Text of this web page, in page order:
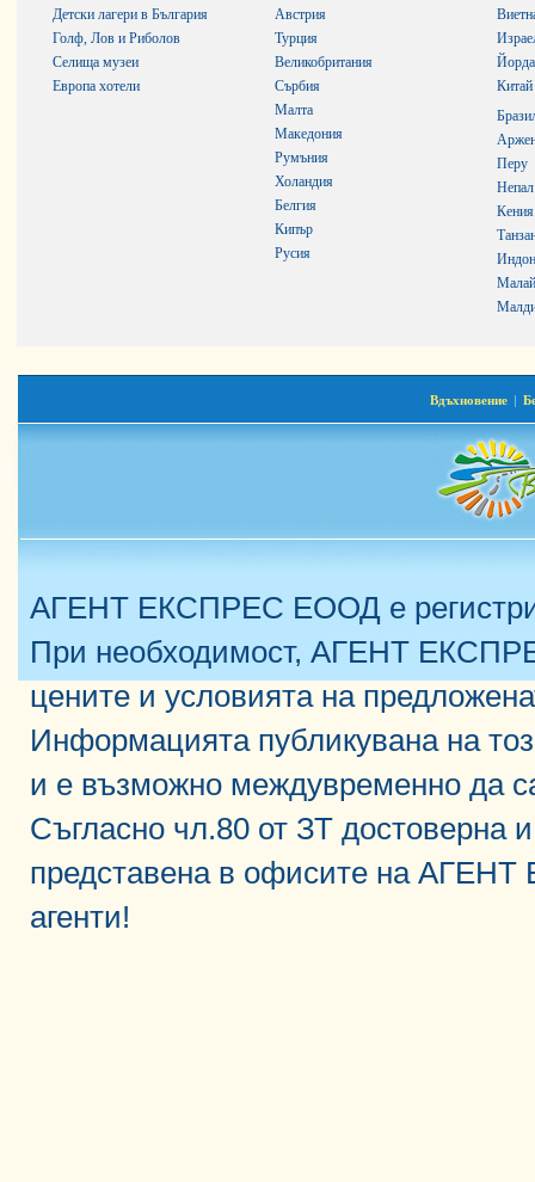
Детски лагери в България
Голф, Лов и Риболов
Селища музеи
Европа хотели
Австрия
Турция
Великобритания
Сърбия
Малта
Македония
Румъния
Холандия
Белгия
Кипър
Русия
Китай
Перу
Непал
Кения
Вдъхновение |
АГЕНТ ЕКСПРЕС ЕООД е
При необходимост, АГЕНТ
цените и условията на
Информацията публикувана на
и е възможно междувременно да
Съгласно чл.80 от ЗТ достоверна
представена в офисите на
агенти!